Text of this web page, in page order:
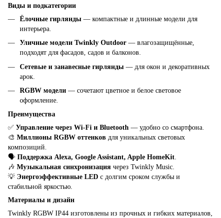
Виды и подкатегории
Ёлочные гирлянды — компактные и длинные модели для
интерьера.
Уличные модели Twinkly Outdoor — влагозащищённые,
подходят для фасадов, садов и балконов.
Сетевые и занавесные гирлянды — для окон и декоративных
арок.
RGBW модели — сочетают цветное и белое световое
оформление.
Преимущества
✅ Управление через Wi-Fi и Bluetooth — удобно со смартфона.
🎨 Миллионы RGBW оттенков для уникальных световых
композиций.
🗣 Поддержка Alexa, Google Assistant, Apple HomeKit.
🎶 Музыкальная синхронизация через Twinkly Music.
💡 Энергоэффективные LED с долгим сроком службы и
стабильной яркостью.
Материалы и дизайн
Twinkly RGBW IP44 изготовлены из прочных и гибких материалов,